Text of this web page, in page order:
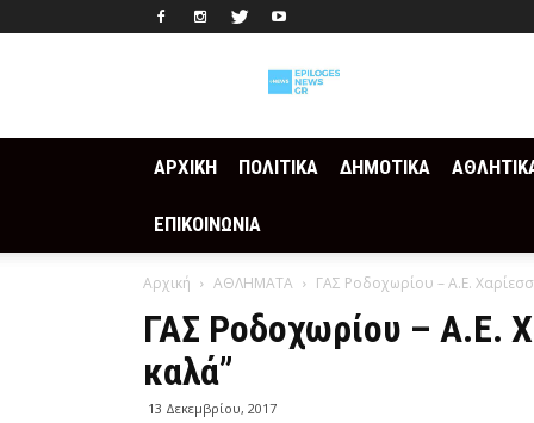
ΑΡΧΙΚΗ ΠΟΛΙΤΙΚΑ ΔΗΜΟΤΙΚΑ
ΕΠΙΚΟΙΝΩΝΙΑ
Αρχική ΑΘΛΗΜΑΤΑ ΓΑΣ Ροδοχωρίου – Α.Ε.
ΓΑΣ Ροδοχωρίου – Α.Ε.
καλά”
13 Δεκεμβρίου, 2017